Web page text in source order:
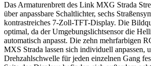
Das Armaturenbrett des Link MXG Strada
über anpassbare Schaltlichter, sechs
kontrastreiches 7-Zoll-TFT-Display. Die
optimal, da der Umgebungslichtsensor die
automatisch anpasst. Die zehn mehrfarbigen
MXS Strada lassen sich individuell anpassen,
Drehzahlschwelle für jeden einzelnen Gang